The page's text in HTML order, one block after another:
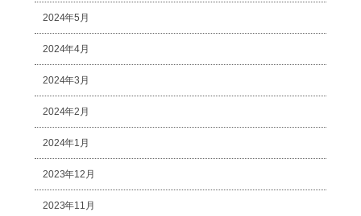
2024年5月
2024年4月
2024年3月
2024年2月
2024年1月
2023年12月
2023年11月